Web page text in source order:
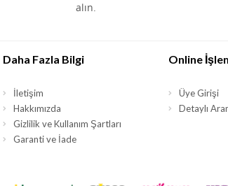
alın.
Daha Fazla Bilgi
İletişim
Hakkımızda
Gizlilik ve Kullanım Şartları
Garanti ve İade
Online
Üye Girişi
Detaylı